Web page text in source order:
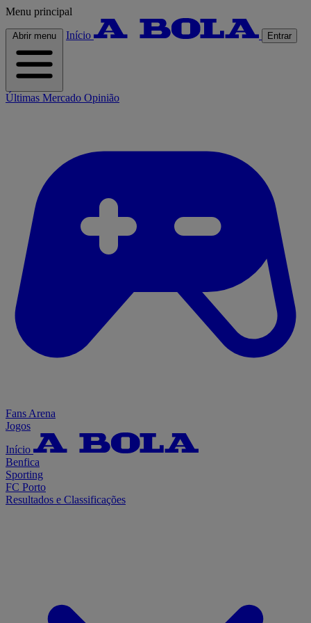
Menu principal
Abrir menu Início Entrar
Últimas Mercado Opinião
Fans Arena
Jogos
Início
Benfica
Sporting
FC Porto
Resultados e Classificações